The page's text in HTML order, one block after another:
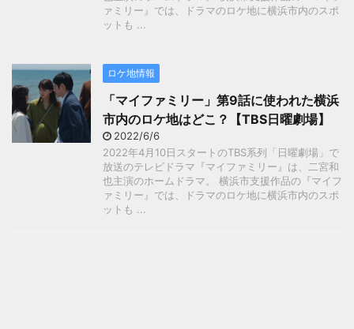
ァミリー』では、ドラマのロケ地に横浜市内のスポ
ットも ...
ロケ地情報
「マイファミリー」第9話に使われた横浜
市内のロケ地はどこ？【TBS日曜劇場】
2022/6/6
2022年4月10日スタートのTBS系列「日曜劇場」で
放送のテレビドラマ『マイファミリー』は、二宮和
也主演のホームドラマ。 横浜市支援作品の『マイフ
ァミリー』では、ドラマのロケ地に横浜市内のスポ
ットも ...